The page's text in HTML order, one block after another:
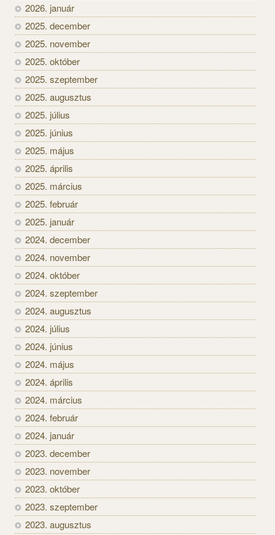
2026. január
2025. december
2025. november
2025. október
2025. szeptember
2025. augusztus
2025. július
2025. június
2025. május
2025. április
2025. március
2025. február
2025. január
2024. december
2024. november
2024. október
2024. szeptember
2024. augusztus
2024. július
2024. június
2024. május
2024. április
2024. március
2024. február
2024. január
2023. december
2023. november
2023. október
2023. szeptember
2023. augusztus